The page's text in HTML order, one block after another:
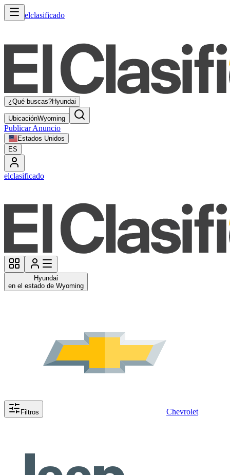
elclasificado
¿Qué buscas?Hyundai
UbicaciónWyoming
Publicar Anuncio
Estados Unidos
ES
elclasificado
Hyundai
en el estado de Wyoming
Filtros Chevrolet